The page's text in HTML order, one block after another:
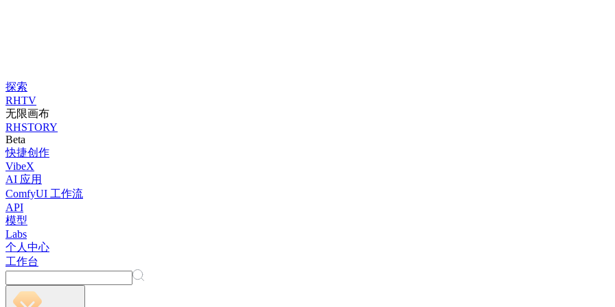
探索
RHTV
无限画布
RHSTORY
Beta
快捷创作
VibeX
AI 应用
ComfyUI 工作流
API
模型
Labs
个人中心
工作台